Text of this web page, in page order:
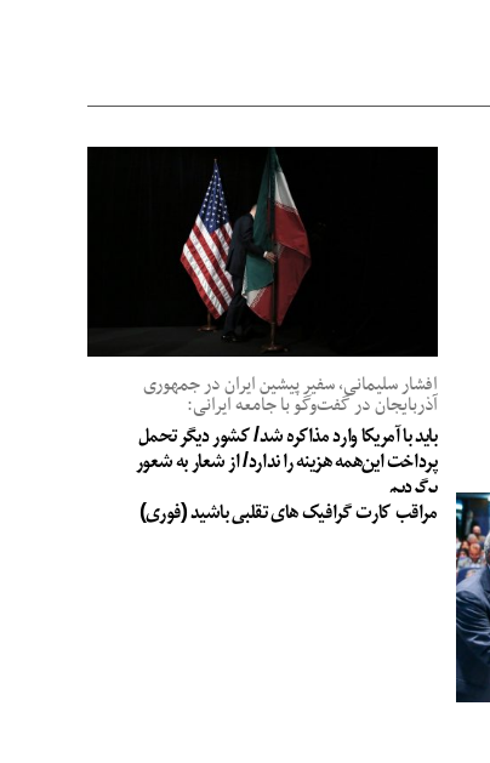
افشار سلیمانی، سفیر پیشین ایران در جمهوری
آذربایجان در گفت‌وگو با جامعه ایرانی:
باید با آمریکا وارد مذاکره شد/ کشور دیگر تحمل
پرداخت این‌همه هزینه را ندارد/ از شعار به شعور
برگردیم
مراقب کارت گرافیک های تقلبی باشید (فوری)